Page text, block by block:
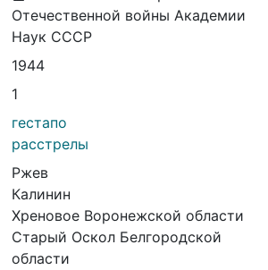
Отечественной войны Академии
Наук СССР
1944
1
гестапо
расстрелы
Ржев
Калинин
Хреновое Воронежской области
Старый Оскол Белгородской
области